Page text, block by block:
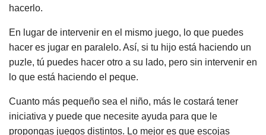
hacerlo.
En lugar de intervenir en el mismo juego, lo que puedes
hacer es jugar en paralelo. Así, si tu hijo está haciendo un
puzle, tú puedes hacer otro a su lado, pero sin intervenir en
lo que está haciendo el peque.
Cuanto más pequeño sea el niño, más le costará tener
iniciativa y puede que necesite ayuda para que le
propongas juegos distintos. Lo mejor es que escojas